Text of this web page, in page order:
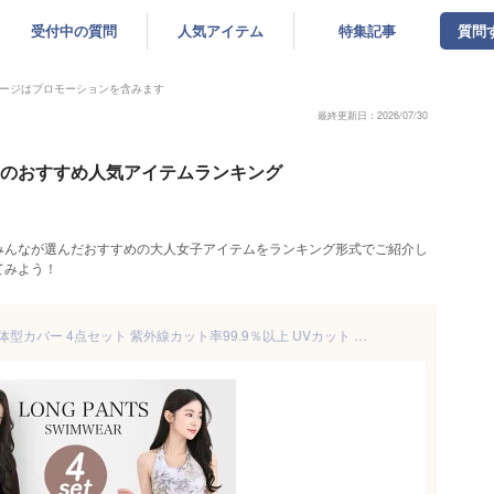
受付中の質問 人気アイテム 特集記事 質問
ジはプロモーションを含みます
最終更新日：2026/07/30
おすすめ人気アイテムランキング
なが選んだおすすめの大人女子アイテムをランキング形式でご紹介し
よう！